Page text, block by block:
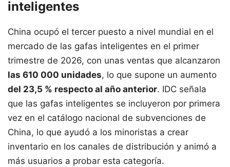
inteligentes
China ocupó el tercer puesto a nivel mundial en el
mercado de las gafas inteligentes en el primer
trimestre de 2026, con unas ventas que alcanzaron
las 610 000 unidades, lo que supone un aumento
del 23,5 % respecto al año anterior. IDC señala
que las gafas inteligentes se incluyeron por primera
vez en el catálogo nacional de subvenciones de
China, lo que ayudó a los minoristas a crear
inventario en los canales de distribución y animó a
más usuarios a probar esta categoría.